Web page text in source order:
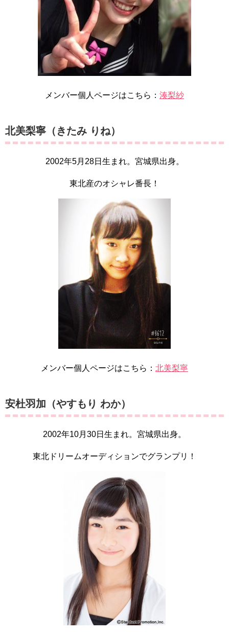
メンバー個人ページはこちら： 湊梨紗
北美梨寧（きたみ りね）
2002年5月28日生まれ。宮城県出身。
東北産のオシャレ番長！
メンバー個人ページはこちら： 北美梨寧
安杜羽加（やすもり わか）
2002年10月30日生まれ。宮城県出身。
東北ドリームオーディションでグランプリ！